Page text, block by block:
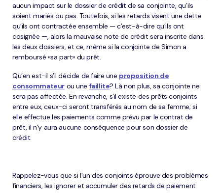
aucun impact sur le dossier de crédit de sa conjointe, qu’ils
soient mariés ou pas. Toutefois, si les retards visent une dette
qu’ils ont contractée ensemble — c’est-à-dire qu’ils ont
cosignée —, alors la mauvaise note de crédit sera inscrite dans
les deux dossiers, et ce, même si la conjointe de Simon a
remboursé «sa part» du prêt.
Qu’en est-il s’il décide de faire une proposition de
consommateurou une faillite? Là non plus, sa conjointe ne
sera pas affectée. En revanche, s’il existe des prêts conjoints
entre eux, ceux-ci seront transférés au nom de sa femme; si
elle effectue les paiements comme prévu par le contrat de
prêt, il n’y aura aucune conséquence pour son dossier de
crédit.
Rappelez-vous que si l’un des conjoints éprouve des problèmes
financiers, les ignorer et accumuler des retards de paiement